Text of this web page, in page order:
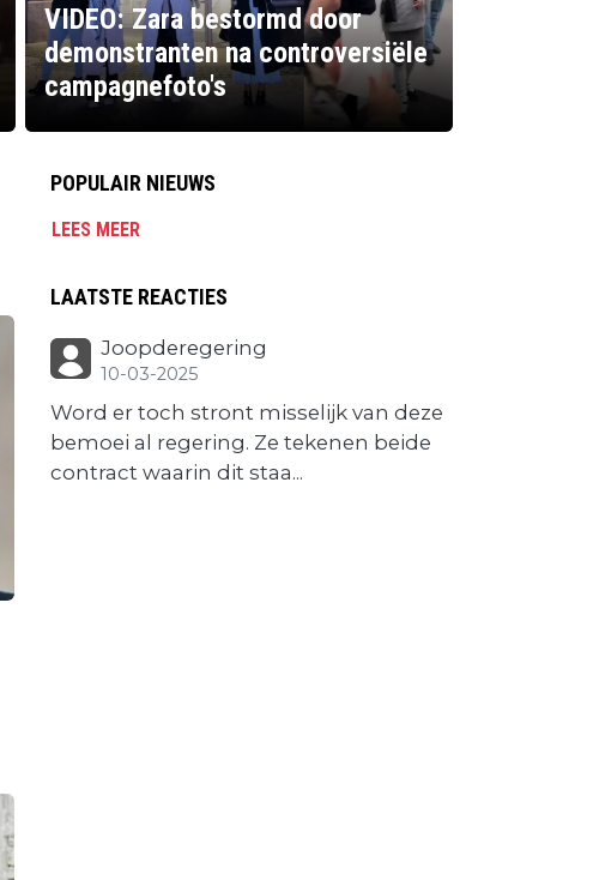
VIDEO: Zara bestormd door
demonstranten na controversiële
campagnefoto's
POPULAIR NIEUWS
LEES MEER
LAATSTE REACTIES
Joopderegering
10-03-2025
Word er toch stront misselijk van deze
bemoei al regering. Ze tekenen beide
contract waarin dit staa...